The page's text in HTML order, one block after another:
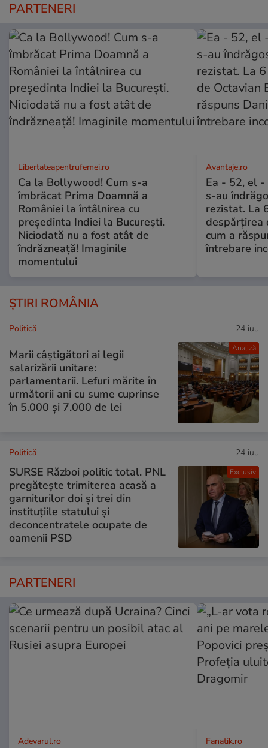
PARTENERI
Libertateapentrufemei.ro
Ca la Bollywood! Cum s-a
îmbrăcat Prima Doamnă a
României la întâlnirea cu
președinta Indiei la București.
Niciodată nu a fost atât de
îndrăzneață! Imaginile
momentului
Avantaje.ro
Ea - 52, el -
s-au
rezistat. La
despărțirea
cum a
întrebare
ȘTIRI ROMÂNIA
Analiză
Politică 24 iul.
Marii câștigători ai legii
salarizării unitare:
parlamentarii. Lefuri mărite în
următorii ani cu sume cuprinse
în 5.000 și 7.000 de lei
Exclusiv
Politică 24 iul.
SURSE Război politic total. PNL
pregătește trimiterea acasă a
garniturilor doi și trei din
instituțiile statului și
deconcentratele ocupate de
oamenii PSD
PARTENERI
Adevarul.ro Fanatik.ro